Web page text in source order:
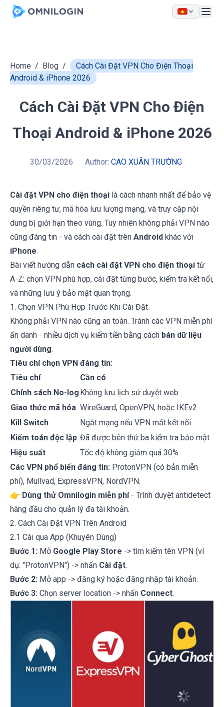
Skip to main content
Home / Blog /
Cách Cài Đặt VPN Cho Điện Thoại
Android & iPhone 2026
Cách Cài Đặt VPN Cho Điện
Thoại Android & iPhone 2026
30/03/2026 Author: CAO XUÂN TRƯỜNG
Cài đặt VPN cho điện thoại là cách nhanh nhất để bảo vệ
quyền riêng tư, mã hóa lưu lượng mạng, và truy cập nội
dung bị giới hạn theo vùng. Tuy nhiên không phải VPN nào
cũng đáng tin - và cách cài đặt trên Android khác với
iPhone.
Bài viết hướng dẫn cách cài đặt VPN cho điện thoại từ
A-Z: chọn VPN phù hợp, cài đặt từng bước, kiểm tra kết nối,
và những lưu ý bảo mật quan trọng.
1. Chọn VPN Phù Hợp Trước Khi Cài Đặt
Không phải VPN nào cũng an toàn. Tránh các VPN miễn phí
ẩn danh - nhiều dịch vụ kiếm tiền bằng cách bán dữ liệu
người dùng.
Tiêu chí chọn VPN đáng tin:
Tiêu chí
Cần có
Chính sách No-log Không lưu lịch sử duyệt web
Giao thức mã hóa WireGuard, OpenVPN, hoặc IKEv2
Kill Switch
Ngắt mạng nếu VPN mất kết nối
Kiểm toán độc lập Đã được bên thứ ba kiểm tra bảo mật
Hiệu suất
Tốc độ không giảm quá 30%
Các VPN phổ biến đáng tin: ProtonVPN (có bản miễn
phí), Mullvad, ExpressVPN, NordVPN.
👉 Dùng thử Omnilogin miễn phí- Trình duyệt antidetect
hàng đầu cho quản lý đa tài khoản.
2. Cách Cài Đặt VPN Trên Android
2.1 Cài qua App (Khuyên Dùng)
Bước 1: Mở Google Play Store -> tìm kiếm tên VPN (ví
dụ: "ProtonVPN") -> nhấn Cài đặt.
Bước 2: Mở app -> đăng ký hoặc đăng nhập tài khoản.
Bước 3: Chọn server location -> nhấn Connect.